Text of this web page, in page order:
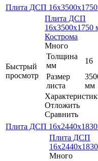
Плита ДСП
Быстрый
просмотр
Плита ДСП
16х3500х1750
Кострома
Много
Толщина
мм
16
Размер
листа
мм
Отложить
Сравнить
Плита ДСП
Плита ДСП
Много